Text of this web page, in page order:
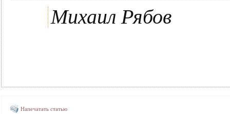
Михаил Рябов
Напечатать статью